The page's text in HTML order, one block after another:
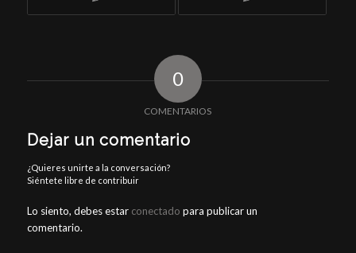
0
COMENTARIOS
Dejar un comentario
¿Quieres unirte a la conversación?
Siéntete libre de contribuir
Lo siento, debes estar conectado para publicar un
comentario.